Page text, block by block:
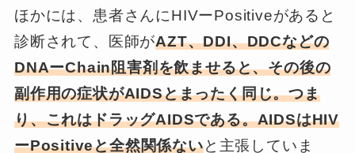
ほかには、患者さんにHIVーPositiveがあると
診断されて、医師がAZT、DDI、DDCなどの
DNAーChain阻害剤を飲ませると、その後の
副作用の症状がAIDSとまったく同じ。つま
り、これはドラッグAIDSである。AIDSはHIV
ーPositiveと全然関係ないと主張していま